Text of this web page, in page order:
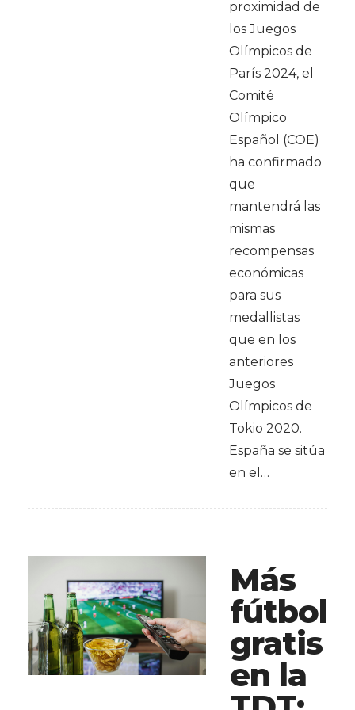
proximidad de
los Juegos
Olímpicos de
París 2024, el
Comité
Olímpico
Español (COE)
ha confirmado
que
mantendrá las
mismas
recompensas
económicas
para sus
medallistas
que en los
anteriores
Juegos
Olímpicos de
Tokio 2020.
España se sitúa
en el…
Más
fútbol
gratis
en la